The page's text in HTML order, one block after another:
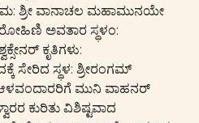
ಶ್ರೀ ವಾನಾಚಲ ಮಹಾಮುನಯೇ
ರೋಹಿಣಿ ಅವತಾರ ಸ್ಥಳಂ:
ಕೃತಿಗಳು:
ಸೇರಿದ ಸ್ಥಳ: ಶ್ರೀರಂಗಮ್
ಮುನಿ ವಾಹನರ್
ಕುರಿತು ವಿಶಿಷ್ಟವಾದ